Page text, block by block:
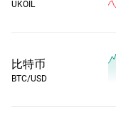
UKOIL
比特币
BTC/USD